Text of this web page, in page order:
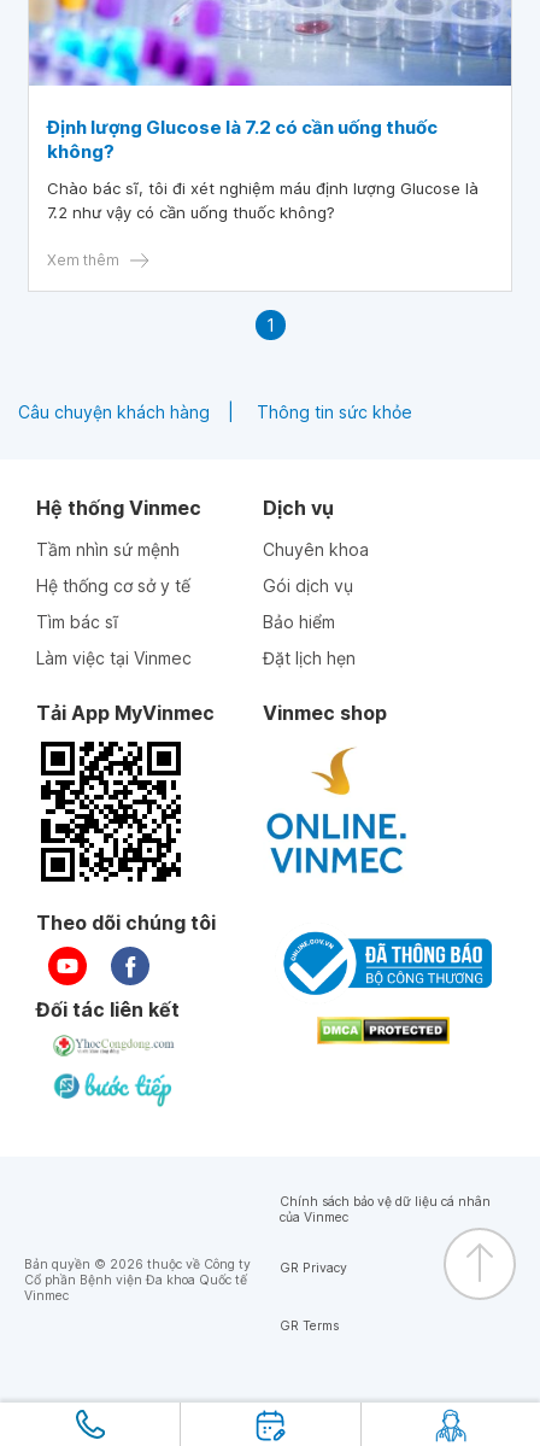
Định lượng Glucose là 7.2 có cần uống thuốc
không?
Chào bác sĩ, tôi đi xét nghiệm máu định lượng Glucose là
7.2 như vậy có cần uống thuốc không?
Xem thêm
1
Câu chuyện khách hàng Thông tin sức khỏe
Hệ thống Vinmec
Tầm nhìn sứ mệnh
Hệ thống cơ sở y tế
Tìm bác sĩ
Làm việc tại Vinmec
Dịch vụ
Chuyên khoa
Gói dịch vụ
Bảo hiểm
Đặt lịch hẹn
Tải App MyVinmec Vinmec shop
Theo dõi chúng tôi
Đối tác liên kết
Bản quyền © 2026 thuộc về Công ty
Cổ phần Bệnh viện Đa khoa Quốc tế
Vinmec
Chính sách bảo vệ dữ liệu cá nhân
của Vinmec
GR Privacy
GR Terms